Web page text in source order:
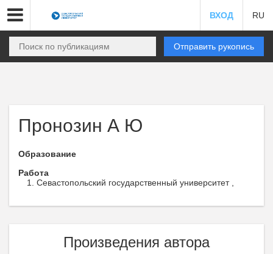
ВХОД RU
Отправить рукопись
Пронозин А Ю
Образование
Работа
Севастопольский государственный университет ,
Произведения автора